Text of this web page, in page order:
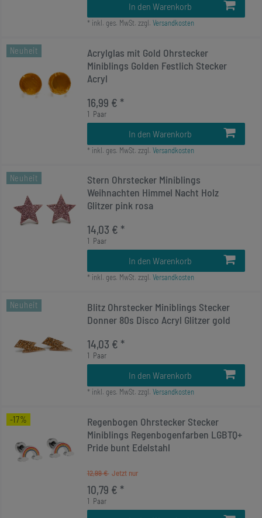
In den Warenkorb
* inkl. ges. MwSt. zzgl. Versandkosten
Neuheit
Acrylglas mit Gold Ohrstecker
Miniblings Golden Festlich Stecker
Acryl
16,99 € *
1 Paar
In den Warenkorb
* inkl. ges. MwSt. zzgl. Versandkosten
Neuheit
Stern Ohrstecker Miniblings
Weihnachten Himmel Nacht Holz
Glitzer pink rosa
14,03 € *
1 Paar
In den Warenkorb
* inkl. ges. MwSt. zzgl. Versandkosten
Neuheit
Blitz Ohrstecker Miniblings Stecker
Donner 80s Disco Acryl Glitzer gold
14,03 € *
1 Paar
In den Warenkorb
* inkl. ges. MwSt. zzgl. Versandkosten
-17%
Regenbogen Ohrstecker Stecker
Miniblings Regenbogenfarben LGBTQ+
Pride bunt Edelstahl
12,99 €
10,79 € *
1 Paar